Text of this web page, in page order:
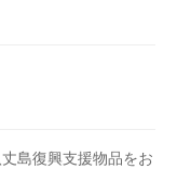
島復興支援物品をお